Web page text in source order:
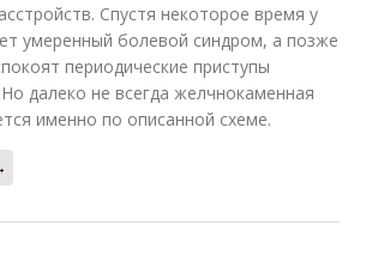
Спустя некоторое время у
умеренный болевой синдром, а позже
периодические приступы
далеко не всегда желчнокаменная
именно по описанной схеме.